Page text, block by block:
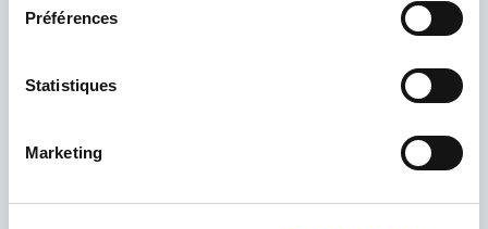
Préférences
Statistiques
Marketing